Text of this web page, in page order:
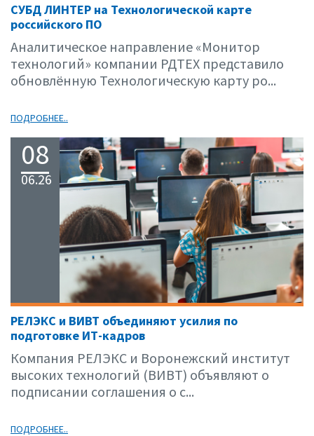
СУБД ЛИНТЕР на Технологической карте
российского ПО
Аналитическое направление «Монитор
технологий» компании РДТЕХ представило
обновлённую Технологическую карту ро...
ПОДРОБНЕЕ..
08
06.26
РЕЛЭКС и ВИВТ объединяют усилия по
подготовке ИТ-кадров
Компания РЕЛЭКС и Воронежский институт
высоких технологий (ВИВТ) объявляют о
подписании соглашения о с...
ПОДРОБНЕЕ..